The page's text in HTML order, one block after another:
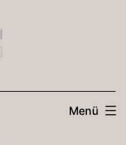
Menü